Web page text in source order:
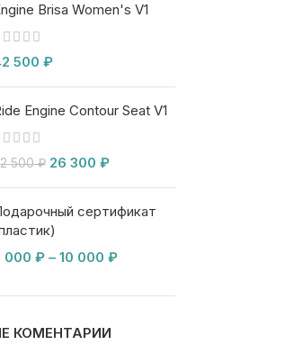
Brisa Women's V1
500 ₽
Engine Contour Seat V1
500₽ 26 300 ₽
сертификат
000 ₽ – 10 000 ₽
КОМЕНТАРИИ